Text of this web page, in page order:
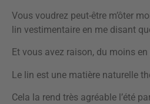
Vous voudrez peut-être m’ôter
lin vestimentaire en me disant
Et vous avez raison, du moins en
Le lin est une matière naturelle
Cela la rend très agréable l’été